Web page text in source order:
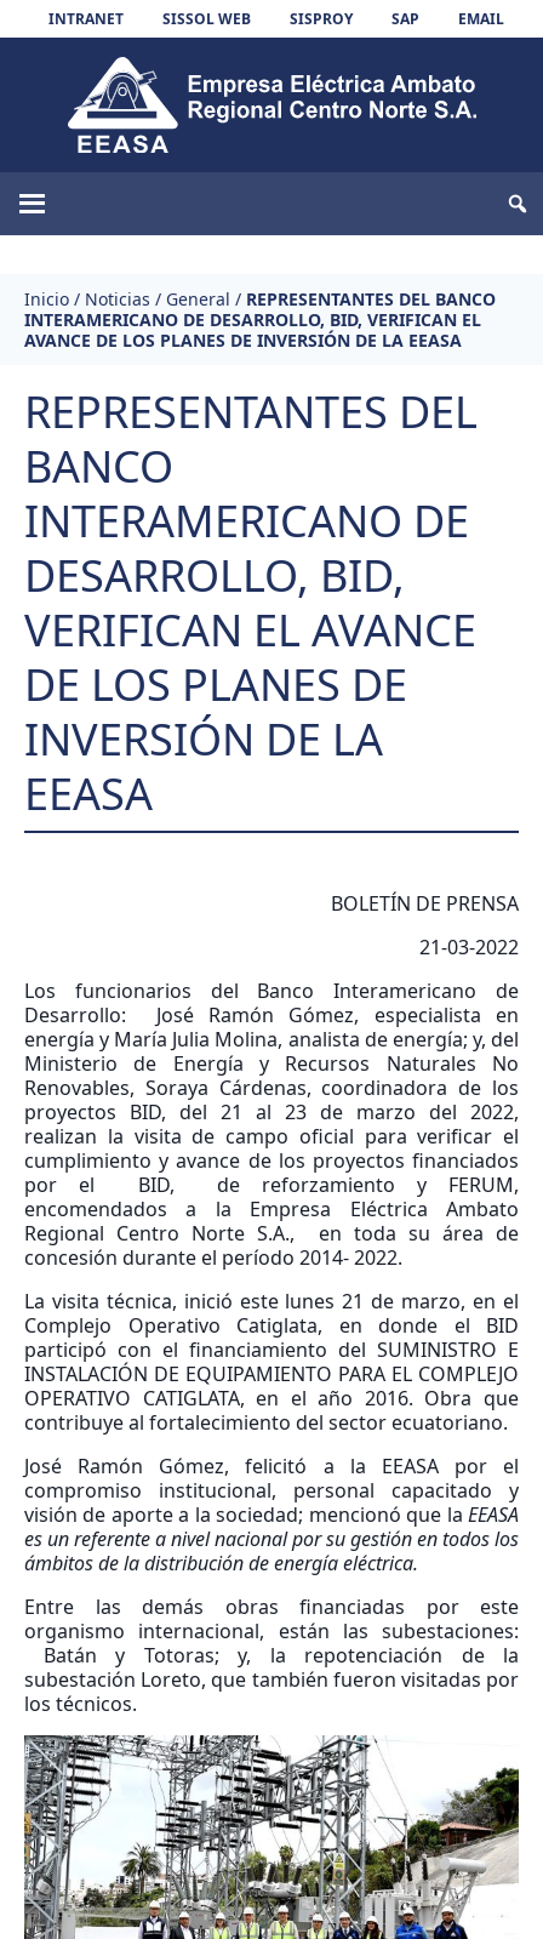
Skip to content
INTRANET SISSOL WEB SISPROY SAP EMAIL
EEASA
Inicio / Noticias / General / REPRESENTANTES DEL BANCO
INTERAMERICANO DE DESARROLLO, BID, VERIFICAN EL
AVANCE DE LOS PLANES DE INVERSIÓN DE LA EEASA
REPRESENTANTES DEL
BANCO
INTERAMERICANO DE
DESARROLLO, BID,
VERIFICAN EL AVANCE
DE LOS PLANES DE
INVERSIÓN DE LA
EEASA
BOLETÍN DE PRENSA
21-03-2022
Los funcionarios del Banco Interamericano de
Desarrollo: José Ramón Gómez, especialista en
energía y María Julia Molina, analista de energía; y, del
Ministerio de Energía y Recursos Naturales No
Renovables, Soraya Cárdenas, coordinadora de los
proyectos BID, del 21 al 23 de marzo del 2022,
realizan la visita de campo oficial para verificar el
cumplimiento y avance de los proyectos financiados
por el BID, de reforzamiento y FERUM,
encomendados a la Empresa Eléctrica Ambato
Regional Centro Norte S.A., en toda su área de
concesión durante el período 2014- 2022.
La visita técnica, inició este lunes 21 de marzo, en el
Complejo Operativo Catiglata, en donde el BID
participó con el financiamiento del SUMINISTRO E
INSTALACIÓN DE EQUIPAMIENTO PARA EL COMPLEJO
OPERATIVO CATIGLATA, en el año 2016. Obra que
contribuye al fortalecimiento del sector ecuatoriano.
José Ramón Gómez, felicitó a la EEASA por el
compromiso institucional, personal capacitado y
visión de aporte a la sociedad; mencionó que la EEASA
es un referente a nivel nacional por su gestión en todos los
ámbitos de la distribución de energía eléctrica.
Entre las demás obras financiadas por este
organismo internacional, están las subestaciones:
Batán y Totoras; y, la repotenciación de la
subestación Loreto, que también fueron visitadas por
los técnicos.